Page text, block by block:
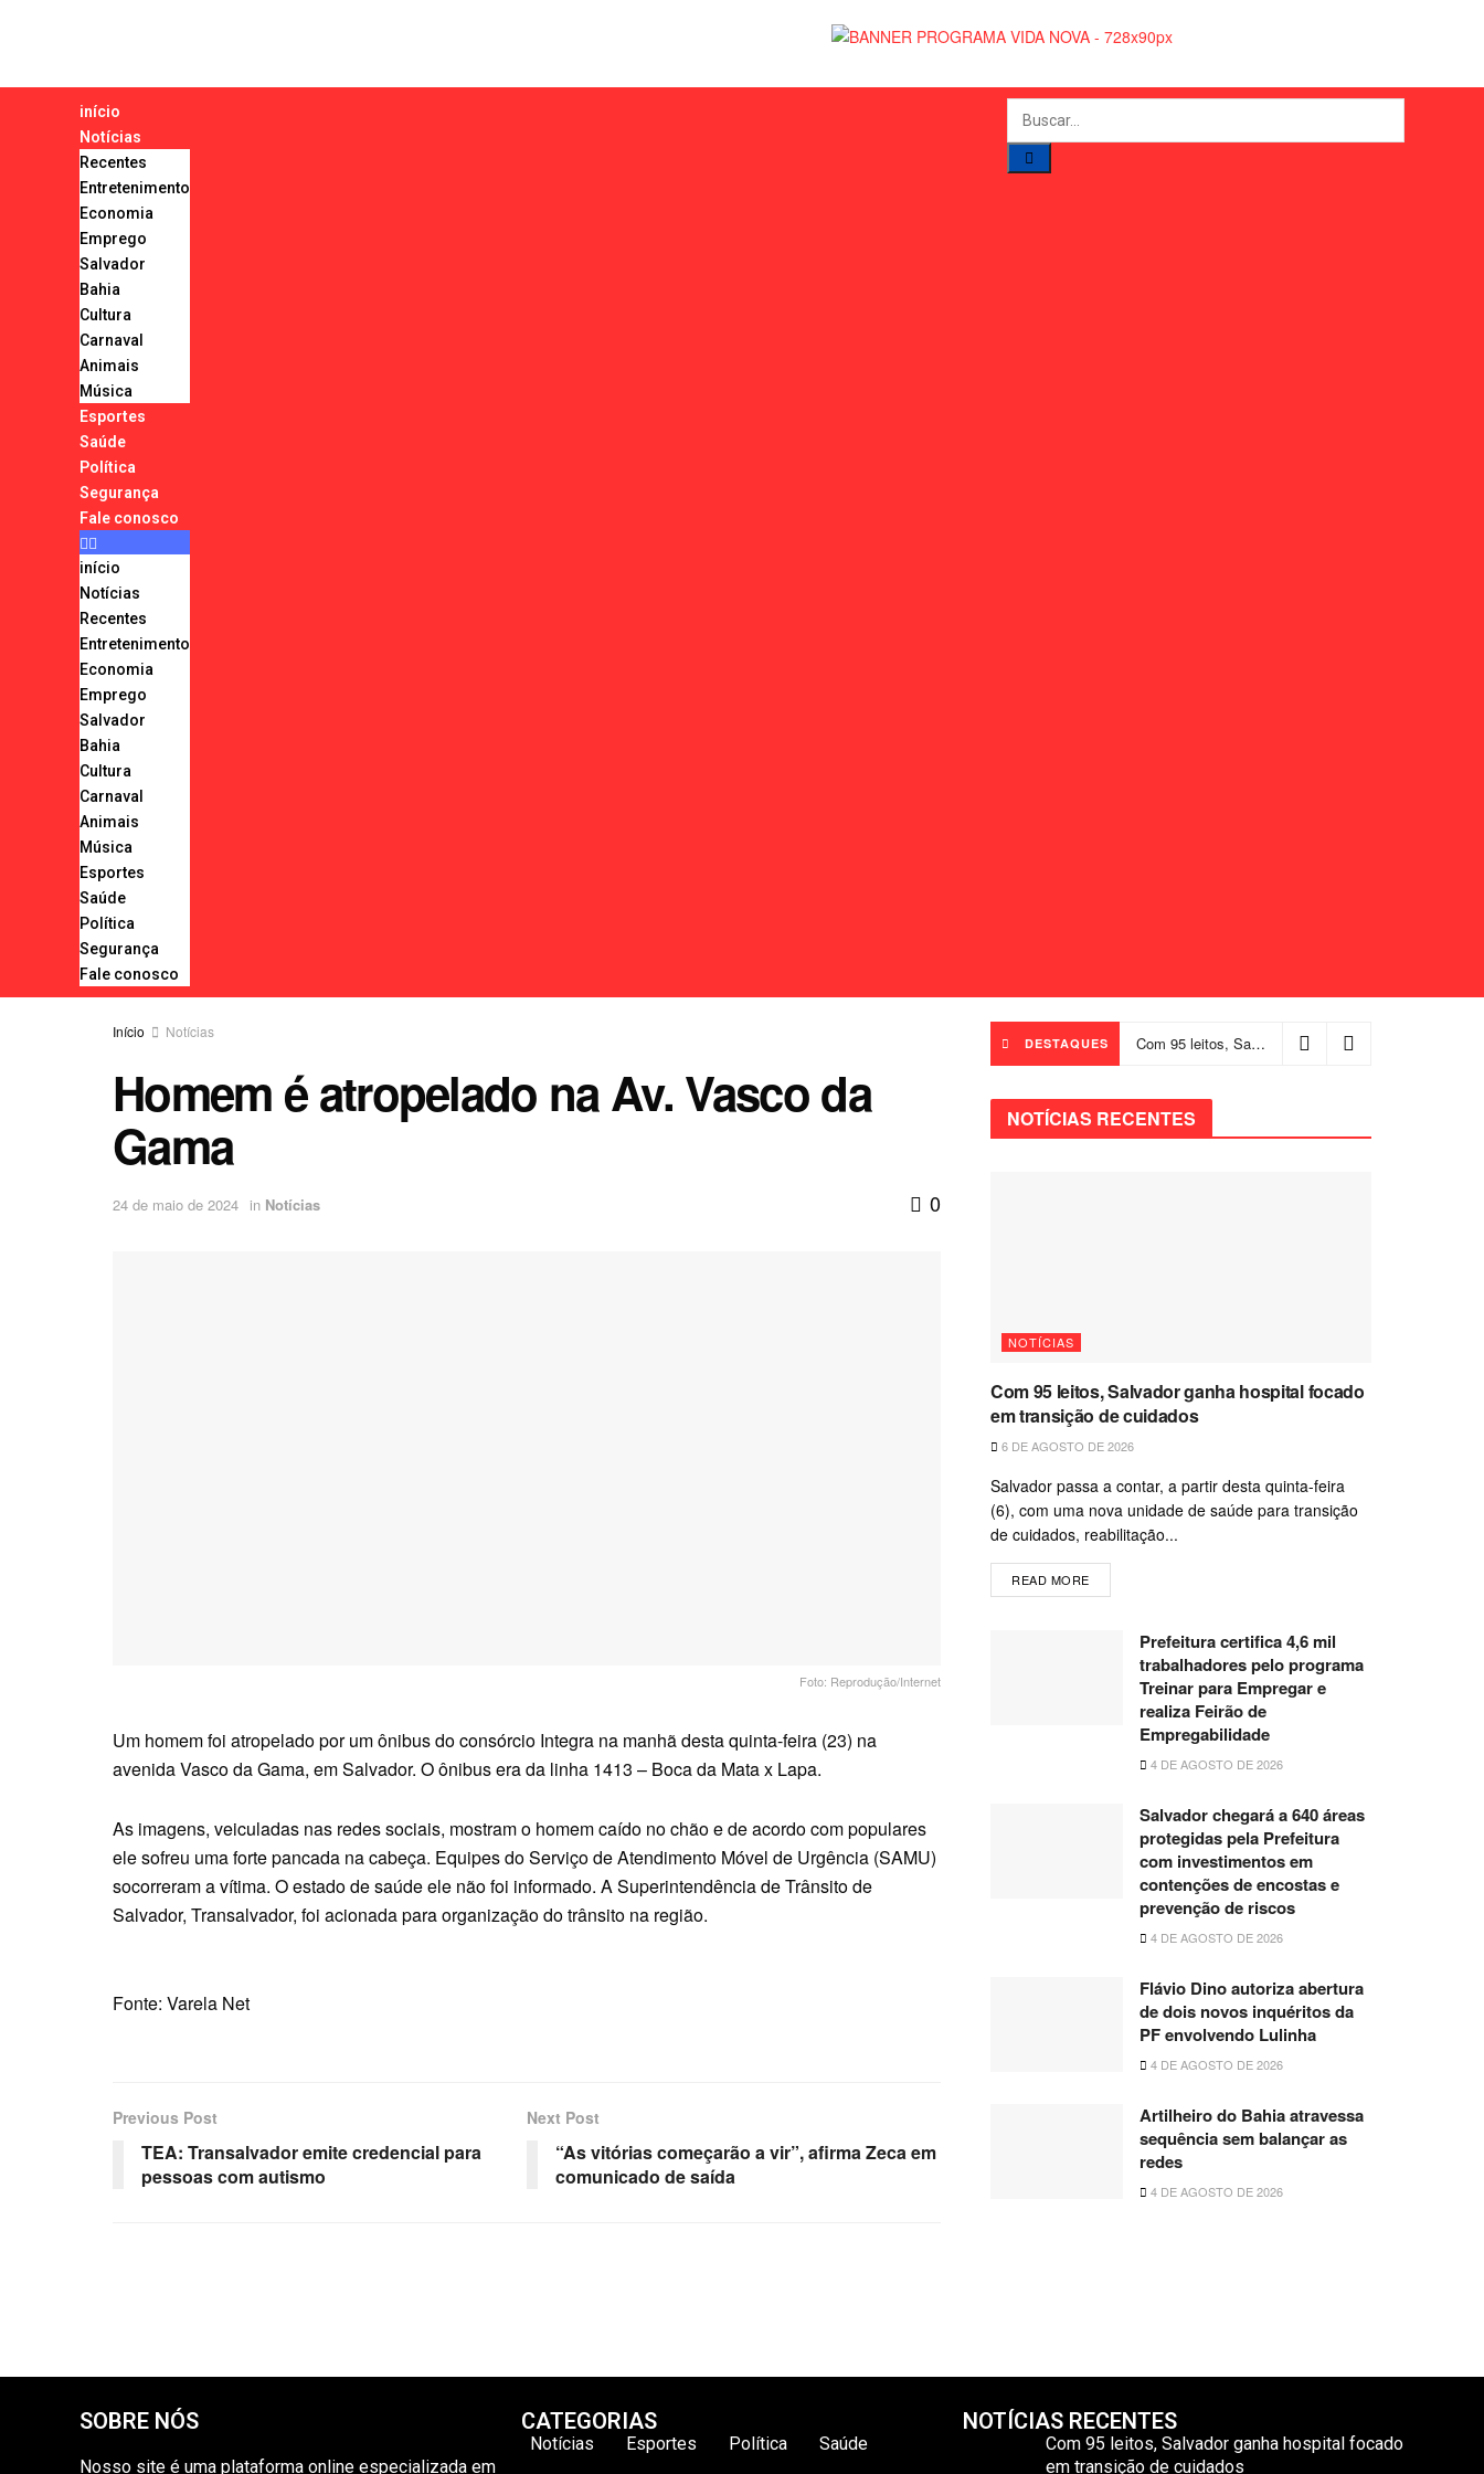
início
Notícias
Recentes
Entretenimento
Economia
Emprego
Salvador
Bahia
Cultura
Carnaval
Animais
Música
Esportes
Saúde
Política
Segurança
Fale conosco
início
Notícias
Recentes
Entretenimento
Economia
Emprego
Salvador
Bahia
Cultura
Carnaval
Animais
Música
Esportes
Saúde
Política
Segurança
Fale conosco
Início Notícias
Homem é atropelado na Av. Vasco da
Gama
24 de maio de 2024 in Notícias 0
Foto: Reprodução/Internet
Um homem foi atropelado por um ônibus do consórcio Integra na manhã desta quinta-feira (23) na
avenida Vasco da Gama, em Salvador. O ônibus era da linha 1413 – Boca da Mata x Lapa.
As imagens, veiculadas nas redes sociais, mostram o homem caído no chão e de acordo com populares
ele sofreu uma forte pancada na cabeça. Equipes do Serviço de Atendimento Móvel de Urgência (SAMU)
socorreram a vítima. O estado de saúde ele não foi informado. A Superintendência de Trânsito de
Salvador, Transalvador, foi acionada para organização do trânsito na região.
Fonte: Varela Net
Previous Post
TEA: Transalvador emite credencial para
pessoas com autismo
Next Post
“As vitórias começarão a vir”, afirma Zeca em
comunicado de saída
DESTAQUES Com 95 leitos, Salvador ganha hospital focado em transição de cuidados
NOTÍCIAS RECENTES
NOTÍCIAS
Com 95 leitos, Salvador ganha hospital focado
em transição de cuidados
6 DE AGOSTO DE 2026
Salvador passa a contar, a partir desta quinta-feira
(6), com uma nova unidade de saúde para transição
de cuidados, reabilitação...
READ MORE
Prefeitura certifica 4,6 mil
trabalhadores pelo programa
Treinar para Empregar e
realiza Feirão de
Empregabilidade
4 DE AGOSTO DE 2026
Salvador chegará a 640 áreas
protegidas pela Prefeitura
com investimentos em
contenções de encostas e
prevenção de riscos
4 DE AGOSTO DE 2026
Flávio Dino autoriza abertura
de dois novos inquéritos da
PF envolvendo Lulinha
4 DE AGOSTO DE 2026
Artilheiro do Bahia atravessa
sequência sem balançar as
redes
4 DE AGOSTO DE 2026
SOBRE NÓS
Nosso site é uma plataforma online especializada em
CATEGORIAS
Notícias Esportes Política Saúde
NOTÍCIAS RECENTES
Com 95 leitos, Salvador ganha hospital focado
em transição de cuidados